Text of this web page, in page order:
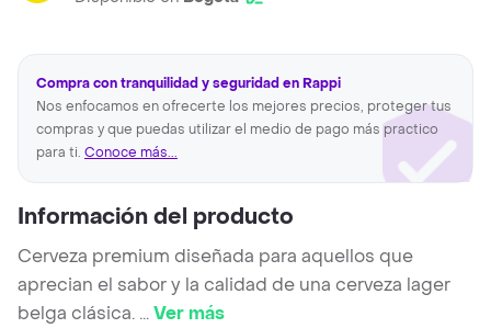
Compra con tranquilidad y seguridad en Rappi
Nos enfocamos en ofrecerte los mejores precios, proteger tus
compras y que puedas utilizar el medio de pago más practico
para ti. Conoce más...
Información del producto
Cerveza premium diseñada para aquellos que
aprecian el sabor y la calidad de una cerveza lager
belga clásica. ...Ver más